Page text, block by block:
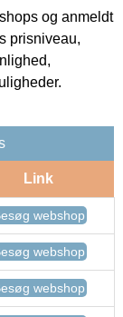
og anmeldt
prisniveau,
Link
webshop
webshop
webshop